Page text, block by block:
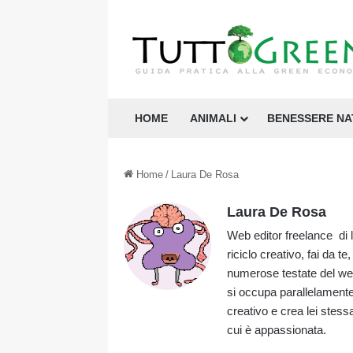
HOME ANIMALI BENESSERE
Home / Laura De Rosa
Laura De Rosa
Web editor freelance di
riciclo creativo, fai da
numerose testate del
si occupa
creativo e crea lei
cui è appassionata.